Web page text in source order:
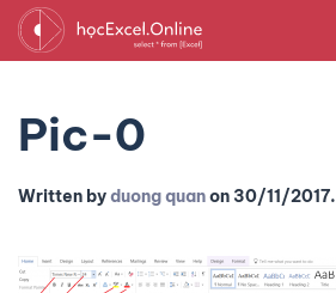
Pic-0
Written byduong quanon 30/11/2017.